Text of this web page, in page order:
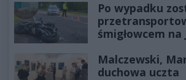
Po wypadku
śmigłowcem na
Malczewski,
duchowa uczta